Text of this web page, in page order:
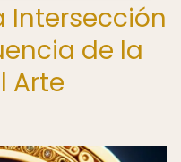
Intersección
de la
Arte